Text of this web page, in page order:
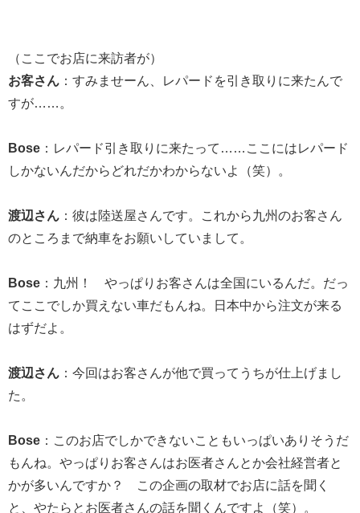
（ここでお店に来訪者が）
お客さん ：すみませーん、レパードを引き取りに来たんで
すが……。
Bose ：レパード引き取りに来たって……ここにはレパード
しかないんだからどれだかわからないよ（笑）。
渡辺さん ：彼は陸送屋さんです。これから九州のお客さん
のところまで納車をお願いしていまして。
Bose ：九州！ やっぱりお客さんは全国にいるんだ。だっ
てここでしか買えない車だもんね。日本中から注文が来る
はずだよ。
渡辺さん ：今回はお客さんが他で買ってうちが仕上げまし
た。
Bose ：このお店でしかできないこともいっぱいありそうだ
もんね。やっぱりお客さんはお医者さんとか会社経営者と
かが多いんですか？ この企画の取材でお店に話を聞く
と、やたらとお医者さんの話を聞くんですよ（笑）。